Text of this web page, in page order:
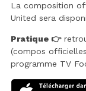
La composition
United sera
Pratique 👉
(compos
programme TV